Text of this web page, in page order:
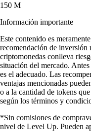
150 M
Información importante
Este contenido es
recomendación de inversión
criptomonedas conlleva
situación del mercado.
es el adecuado. Las
ventajas mencionadas
o a la cantidad de tokens
según los términos y
*Sin comisiones de
nivel de Level Up. Pueden